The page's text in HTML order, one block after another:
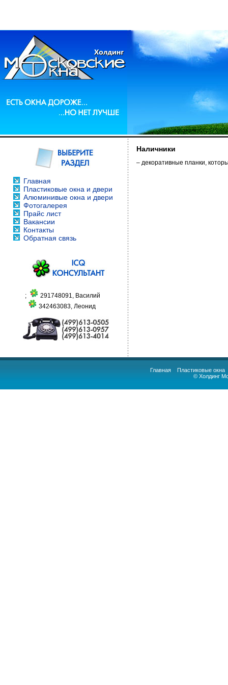
Главная
Пластиковые окна и двери
Алюминивые окна и двери
Фотогалерея
Прайс лист
Вакансии
Контакты
Обратная связь
;
291748091, Василий
342463083, Леонид
Наличники
– декоративные планки,
Главная
Пластиковые окна
© Холдинг